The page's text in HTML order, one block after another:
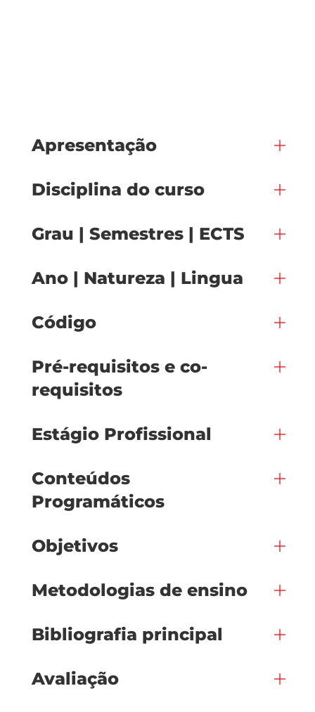
Apresentação
Disciplina do curso
Grau | Semestres | ECTS
Ano | Natureza | Lingua
Código
Pré-requisitos e co-
requisitos
Estágio Profissional
Conteúdos
Programáticos
Objetivos
Metodologias de ensino
Bibliografia principal
Avaliação